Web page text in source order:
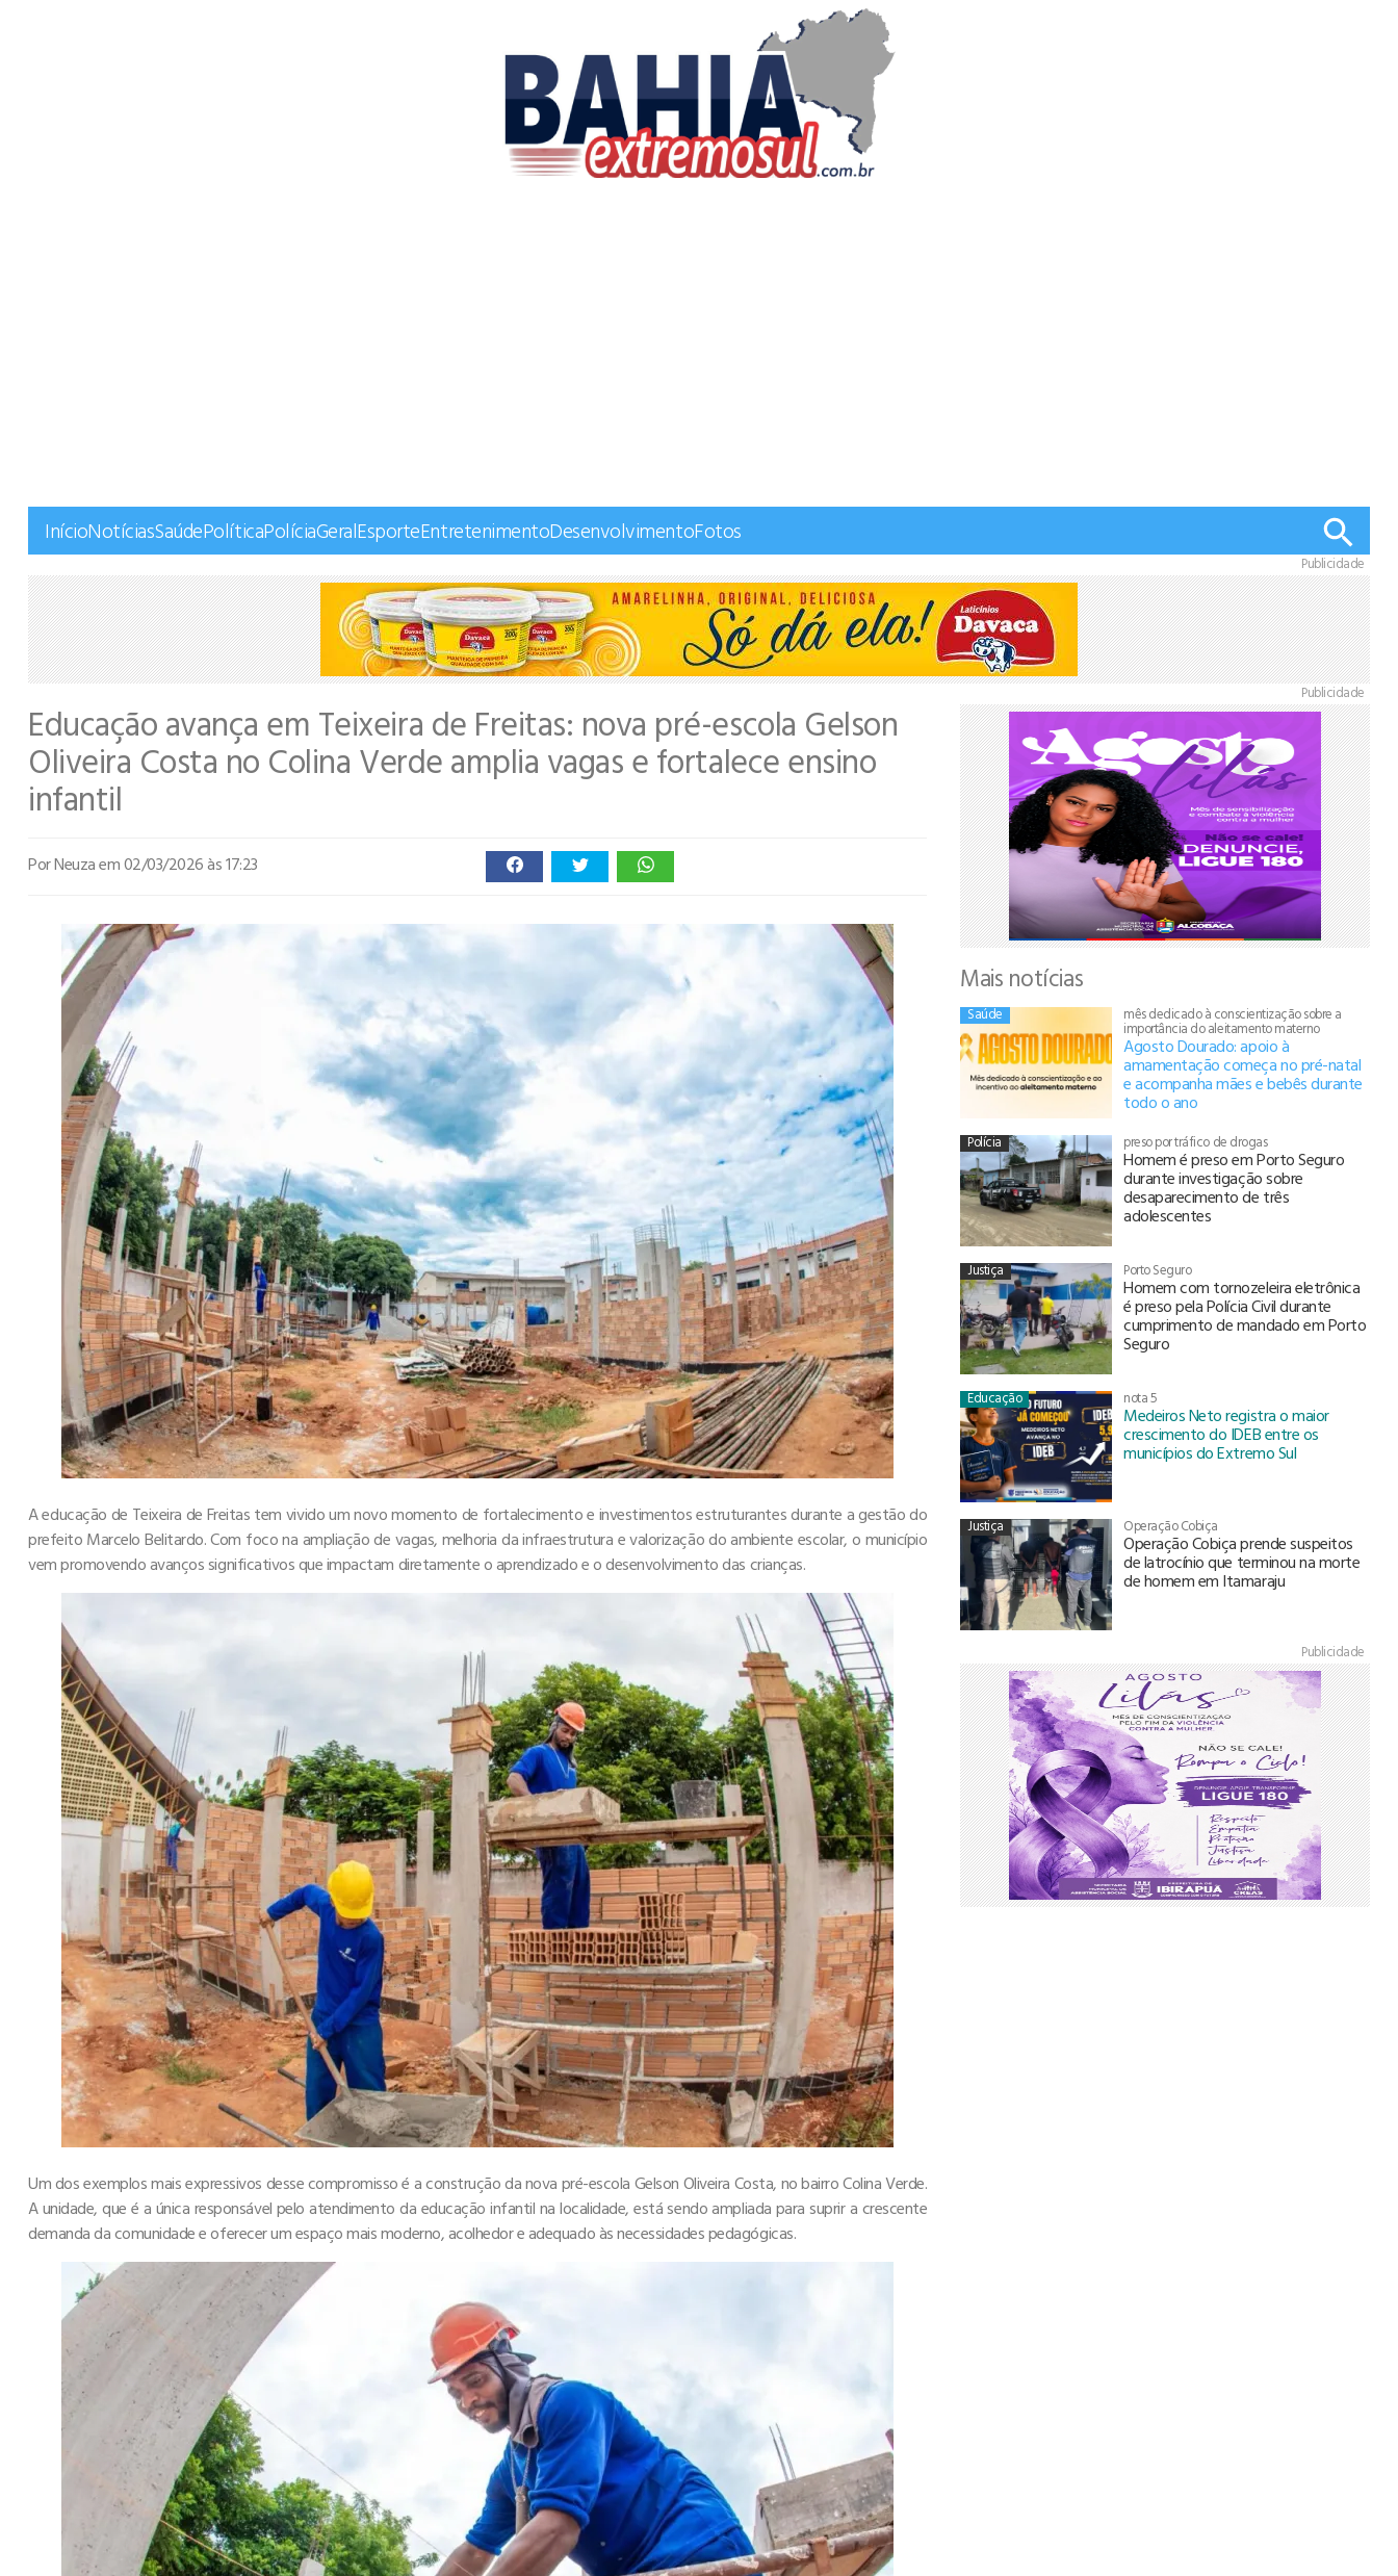
InícioNotíciasSaúdePolíticaPolíciaGeralEsporteEntretenimentoDesenvolvimentoFotos
Publicidade
Educação avança em Teixeira de Freitas: nova pré-escola Gelson
Oliveira Costa no Colina Verde amplia vagas e fortalece ensino
infantil
Por Neuzaem 02/03/2026 às 17:23
A educação de Teixeira de Freitas tem vivido um novo momento de fortalecimento e investimentos estruturantes durante a gestão do
prefeito Marcelo Belitardo. Com foco na ampliação de vagas, melhoria da infraestrutura e valorização do ambiente escolar, o município
vem promovendo avanços significativos que impactam diretamente o aprendizado e o desenvolvimento das crianças.
Um dos exemplos mais expressivos desse compromisso é a construção da nova pré-escola Gelson Oliveira Costa, no bairro Colina Verde.
A unidade, que é a única responsável pelo atendimento da educação infantil na localidade, está sendo ampliada para suprir a crescente
demanda da comunidade e oferecer um espaço mais moderno, acolhedor e adequado às necessidades pedagógicas.
Publicidade
Mais notícias
Saúde mês dedicado à conscientização sobre a
importância do aleitamento materno
Agosto Dourado: apoio à
amamentação começa no pré-natal
e acompanha mães e bebês durante
todo o ano
Polícia preso por tráfico de drogas
Homem é preso em Porto Seguro
durante investigação sobre
desaparecimento de três
adolescentes
Justiça Porto Seguro
Homem com tornozeleira eletrônica
é preso pela Polícia Civil durante
cumprimento de mandado em Porto
Seguro
Educação nota 5
Medeiros Neto registra o maior
crescimento do IDEB entre os
municípios do Extremo Sul
Justiça Operação Cobiça
Operação Cobiça prende suspeitos
de latrocínio que terminou na morte
de homem em Itamaraju
Publicidade